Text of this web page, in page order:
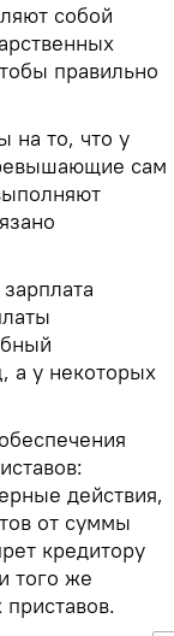
собой
правильно
на то, что у
сам
а у некоторых
действия,
от суммы
кредитору
того же